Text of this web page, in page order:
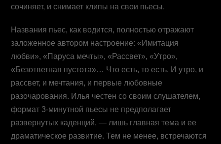
сочиняет, и снимает клипы на свои пьесы.
Названия пьес, как водится, полностью отражают
заложенное автором настроение: «Имитация
любви», «Паруса мечты», «Рассвет», «Утро»,
«Безответная пустота»… Что есть, то есть. И утро, и
рассвет, и мечтания, и первые любовные
разочарования. Илья честен со своим слушателем,
формат 3-минутной пьесы не предполагает
развернутых каденций, — лишь главная тема и ее
драматическое развитие. Тем не менее, встречаются